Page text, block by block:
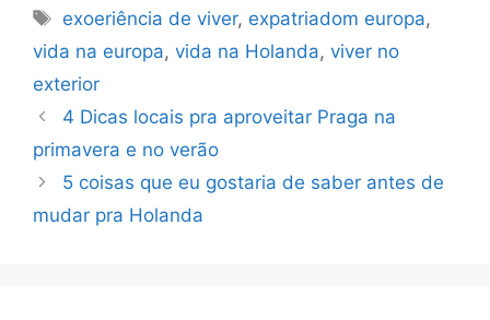
Tags
exoeriência de viver, expatriadom europa,
vida na europa, vida na Holanda, viver no
exterior
4 Dicas locais pra aproveitar Praga na
primavera e no verão
5 coisas que eu gostaria de saber antes de
mudar pra Holanda